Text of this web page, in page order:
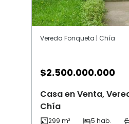
Vereda Fonqueta | Chía
$2.500.000.000
Casa en Venta,
Chía